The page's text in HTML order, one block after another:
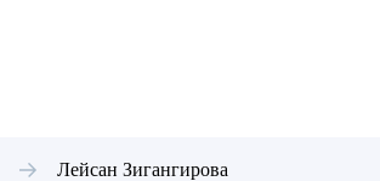
Лейсан Зигангирова